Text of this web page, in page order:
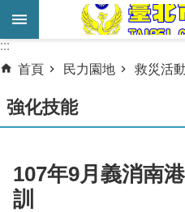
跳到主要內容區塊
進
搜
尋
業
務
服
:::
:::
首頁
民力園地 救災活動
強化技能
107年9月義消南
訓